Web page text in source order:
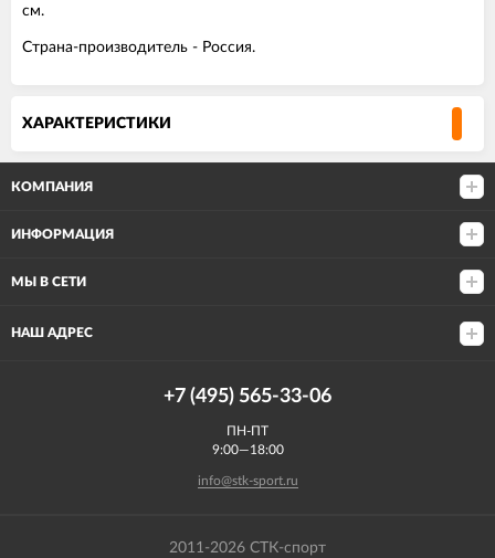
см.
Страна-производитель - Россия.
ХАРАКТЕРИСТИКИ
КОМПАНИЯ
ИНФОРМАЦИЯ
МЫ В СЕТИ
НАШ АДРЕС
+7 (495) 565-33-06
ПН-ПТ
9:00—18:00
info@stk-sport.ru
2011-2026 СТК-спорт